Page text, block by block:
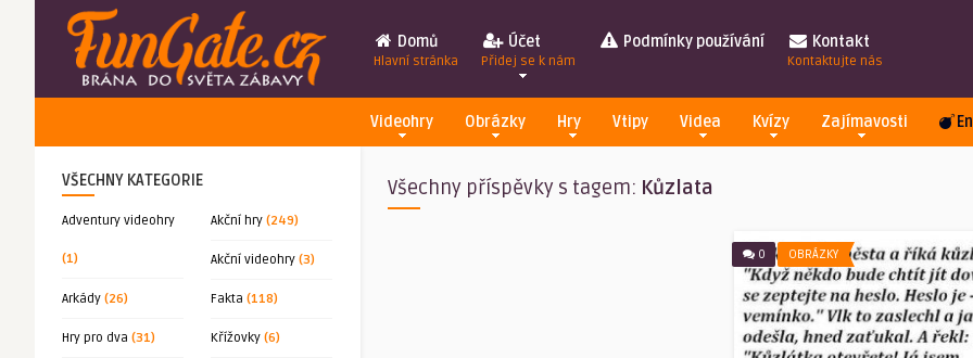
Domů
Hlavní stránka
Účet
Přidej se k nám
Podmínky používání Kontakt
Kontaktujte nás
Videohry Obrázky Hry Vtipy Videa Kvízy Zajímavosti
VŠECHNY KATEGORIE
Adventury videohry
(1)
Akční hry (249)
Akční videohry (3)
Arkády (26) Fakta (118)
Hry pro dva (31) Křížovky (6)
Všechny příspěvky s tagem: Kůzlata
0 OBRÁZKY